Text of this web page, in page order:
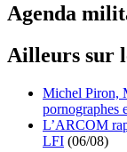
Agenda
Ailleurs sur
Michel Piron,
pornographes
L’ARCOM
LFI (06/08)